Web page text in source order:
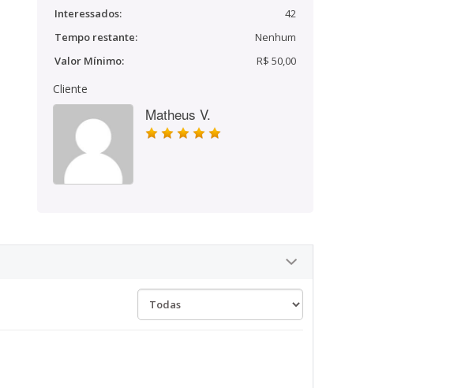
Interessados:
42
Tempo restante:
Nenhum
Valor Mínimo:
R$ 50,00
Cliente
Matheus V.